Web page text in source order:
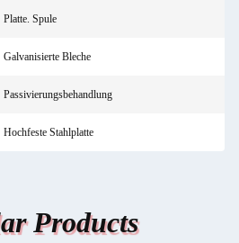
Platte. Spule
Galvanisierte Bleche
Passivierungsbehandlung
Hochfeste Stahlplatte
Products